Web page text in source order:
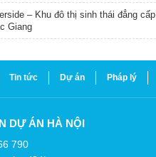
– Khu đô thị sinh thái đẳng cấp
Giang
Tin tức Dự án Pháp lý
DỰ ÁN HÀ NỘI
790